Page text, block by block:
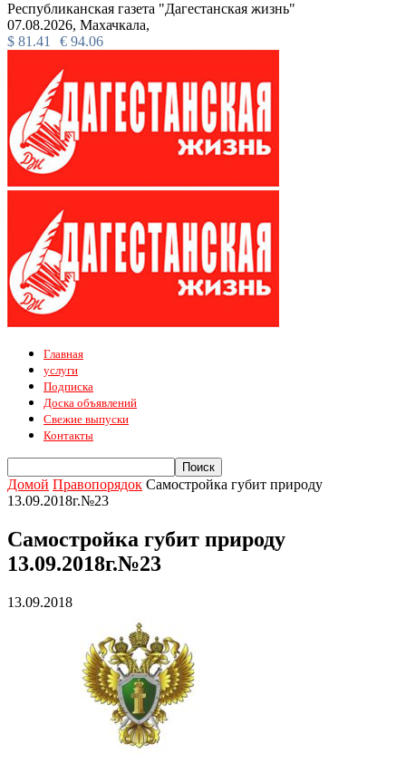
Республиканская газета "Дагестанская жизнь"
07.08.2026, Махачкала,
$ 81.41 € 94.06
Главная
услуги
Подписка
Доска объявлений
Свежие выпуски
Контакты
Домой Правопорядок Самостройка губит природу
13.09.2018г.№23
Самостройка губит природу
13.09.2018г.№23
13.09.2018